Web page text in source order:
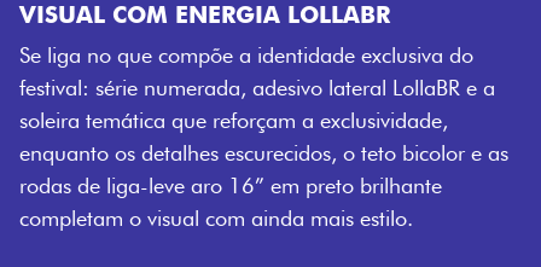
VISUAL COM ENERGIA LOLLABR
Se liga no que compõe a identidade exclusiva do
festival: série numerada, adesivo lateral LollaBR e a
soleira temática que reforçam a exclusividade,
enquanto os detalhes escurecidos, o teto bicolor e as
rodas de liga-leve aro 16” em preto brilhante
completam o visual com ainda mais estilo.